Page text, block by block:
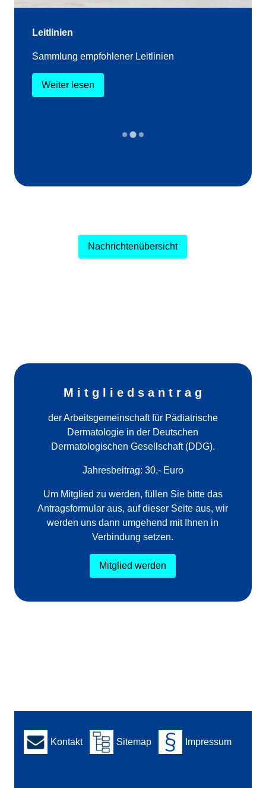
Leitlinien
Sammlung empfohlener Leitlinien
Weiter lesen
Nachrichtenübersicht
M i t g l i e d s a n t r a g
der Arbeitsgemeinschaft für Pädiatrische
Dermatologie in der Deutschen
Dermatologischen Gesellschaft (DDG).
Jahresbeitrag: 30,- Euro
Um Mitglied zu werden, füllen Sie bitte das
Antragsformular aus, auf dieser Seite aus, wir
werden uns dann umgehend mit Ihnen in
Verbindung setzen.
Mitglied werden
Kontakt Sitemap Impressum